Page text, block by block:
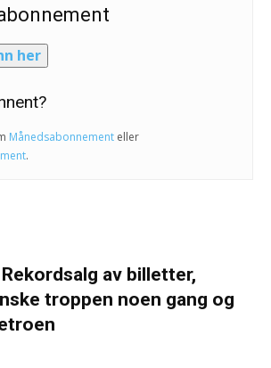
her
Månedsabonnement eller
.
av billetter,
troppen noen gang og
- 29. august 2024